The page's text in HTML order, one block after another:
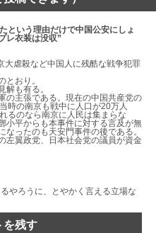
いう理由だけで中国公安にしょ
レ衣装は没収”
大虐殺など中国人に残酷な戦争犯罪
とおり。
解も有る。
の主張である。現在の中国共産党の
時の南京も戦中に人口が20万人
るのなら南京に人民は集まらな
小平からも本事件に対する言及が無
ったのも天安門事件の後である。
左翼政党、日本社会党の議員が資金
やろうに、とやかく言える立場な
を残す